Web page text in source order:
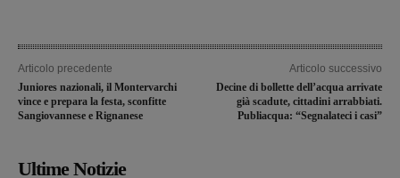
Articolo precedente
Juniores nazionali, il Montervarchi
vince e prepara la festa, sconfitte
Sangiovannese e Rignanese
Articolo successivo
Decine di bollette dell’acqua arrivate
già scadute, cittadini arrabbiati.
Publiacqua: “Segnalateci i casi”
Ultime Notizie